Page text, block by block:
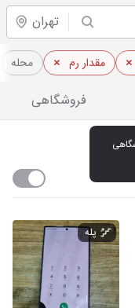
تهران
مقدار رم محله
فروشگاهی
پله